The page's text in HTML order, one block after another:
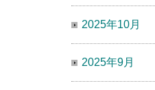
2025年10月
2025年9月